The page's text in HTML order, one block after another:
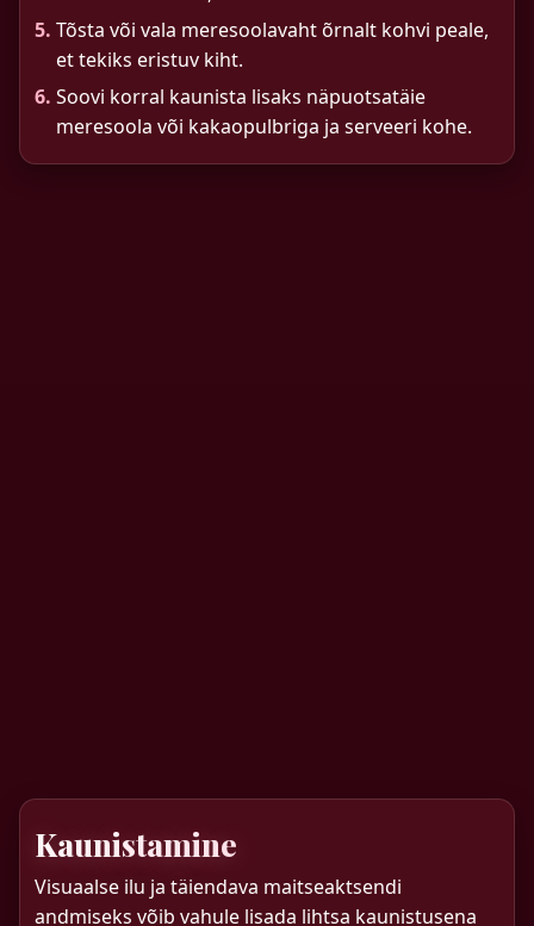
5. Tõsta või vala meresoolavaht õrnalt kohvi peale,
et tekiks eristuv kiht.
6. Soovi korral kaunista lisaks näpuotsatäie
meresoola või kakaopulbriga ja serveeri kohe.
Kaunistamine
Visuaalse ilu ja täiendava maitseaktsendi
andmiseks võib vahule lisada lihtsa kaunistusena